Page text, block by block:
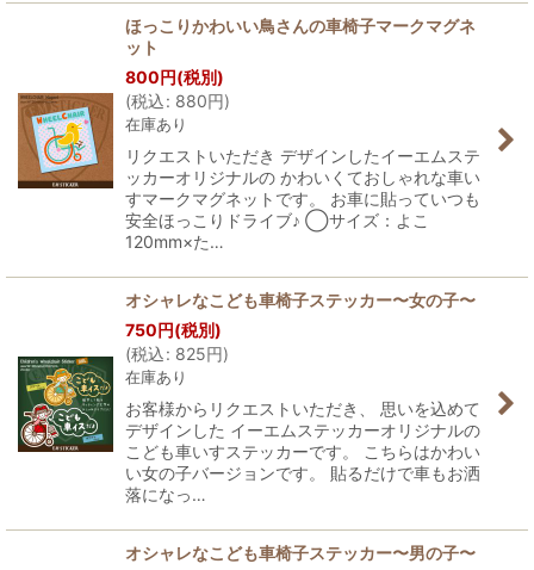
ほっこりかわいい鳥さんの車椅子マークマグネ
ット
800円(税別)
(税込: 880円)
在庫あり
リクエストいただき デザインしたイーエムステ
ッカーオリジナルの かわいくておしゃれな車い
すマークマグネットです。 お車に貼っていつも
安全ほっこりドライブ♪ ◯サイズ：よこ
120mm×た…
オシャレなこども車椅子ステッカー〜女の子〜
750円(税別)
(税込: 825円)
在庫あり
お客様からリクエストいただき、 思いを込めて
デザインした イーエムステッカーオリジナルの
こども車いすステッカーです。 こちらはかわい
い女の子バージョンです。 貼るだけで車もお洒
落になっ…
オシャレなこども車椅子ステッカー〜男の子〜